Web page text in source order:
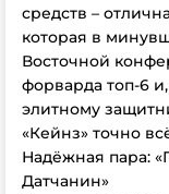
средств –
которая в
Восточной
форварда топ-6
элитному
«Кейнз» точно
Надёжная пара:
Датчанин»